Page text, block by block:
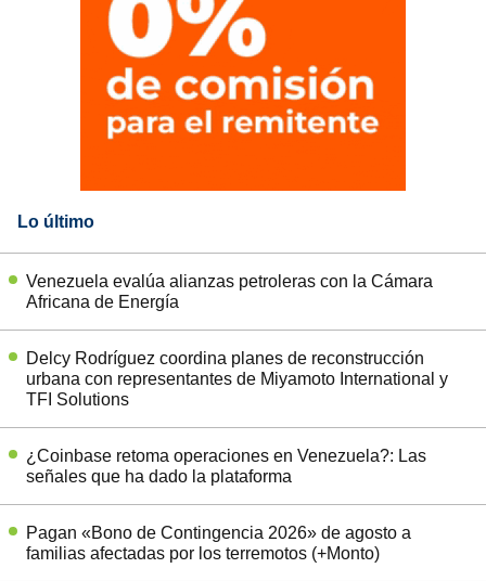
Lo último
Venezuela evalúa alianzas petroleras con la Cámara
Africana de Energía
Delcy Rodríguez coordina planes de reconstrucción
urbana con representantes de Miyamoto International y
TFI Solutions
¿Coinbase retoma operaciones en Venezuela?: Las
señales que ha dado la plataforma
Pagan «Bono de Contingencia 2026» de agosto a
familias afectadas por los terremotos (+Monto)